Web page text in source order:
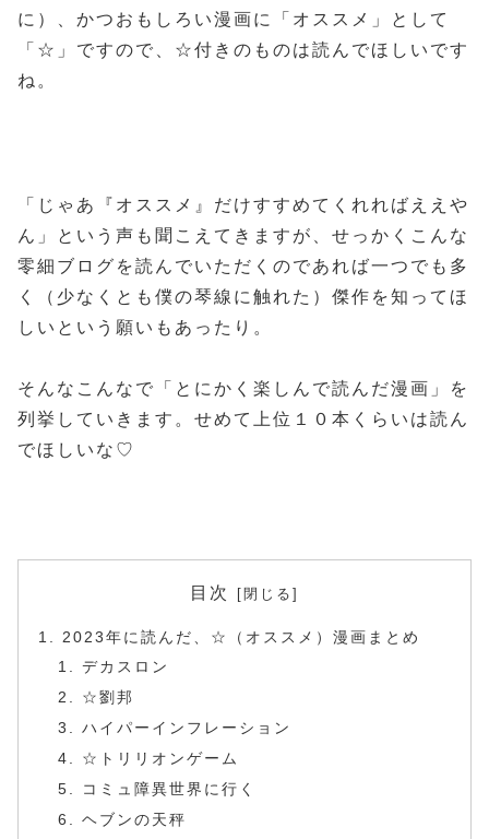
に）、かつおもしろい漫画に「オススメ」として
「☆」ですので、☆付きのものは読んでほしいです
ね。
「じゃあ『オススメ』だけすすめてくれればええや
ん」という声も聞こえてきますが、せっかくこんな
零細ブログを読んでいただくのであれば一つでも多
く（少なくとも僕の琴線に触れた）傑作を知ってほ
しいという願いもあったり。
そんなこんなで「とにかく楽しんで読んだ漫画」を
列挙していきます。せめて上位１０本くらいは読ん
でほしいな♡
目次
2023年に読んだ、☆（オススメ）漫画まとめ
デカスロン
☆劉邦
ハイパーインフレーション
☆トリリオンゲーム
コミュ障異世界に行く
ヘブンの天秤